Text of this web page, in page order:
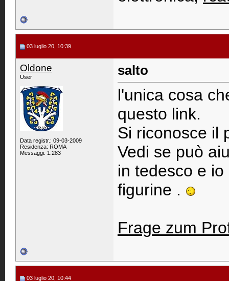
03 luglio 20, 10:39
Oldone
User
Data registr.: 09-03-2009
Residenza: ROMA
Messaggi: 1.283
salto
l'unica cosa
questo link.
Si riconosce il
Vedi se può
in tedesco e
figurine .
Frage zum
03 luglio 20, 10:44